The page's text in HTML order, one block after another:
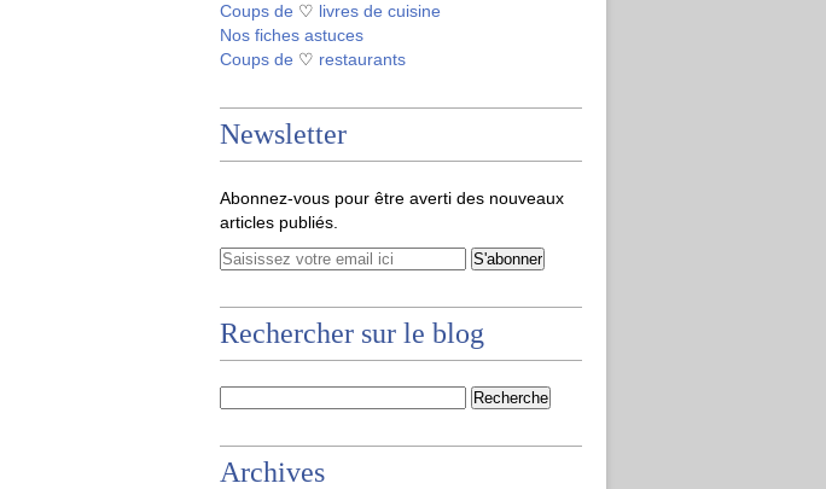
Coups de ♡ livres de cuisine
Nos fiches astuces
Coups de ♡ restaurants
Newsletter
Abonnez-vous pour être averti des nouveaux
articles publiés.
Rechercher sur le blog
Archives